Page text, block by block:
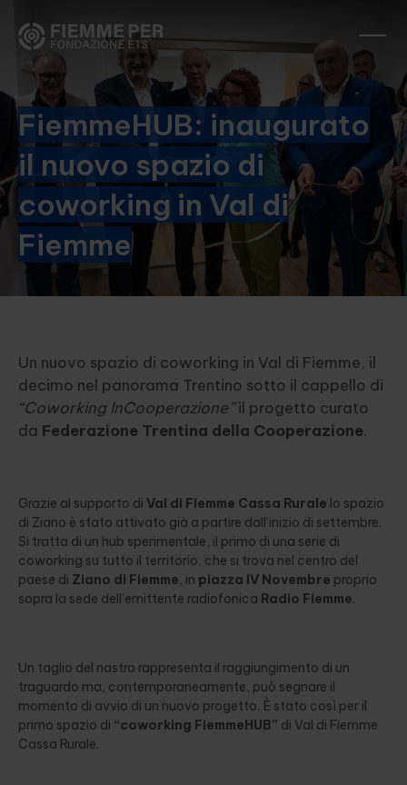
FiemmeHUB: inaugurato
il nuovo spazio di
coworking in Val di
Fiemme
Un nuovo spazio di coworking in Val di Fiemme, il
decimo nel panorama Trentino sotto il cappello di
“Coworking InCooperazione”il progetto curato
da Federazione Trentina della Cooperazione.
Grazie al supporto di Val di Fiemme Cassa Rurale lo spazio
di Ziano è stato attivato già a partire dall’inizio di settembre.
Si tratta di un hub sperimentale, il primo di una serie di
coworking su tutto il territorio, che si trova nel centro del
paese di Ziano di Fiemme, in piazza IV Novembre proprio
sopra la sede dell’emittente radiofonica Radio Fiemme.
Un taglio del nastro rappresenta il raggiungimento di un
traguardo ma, contemporaneamente, può segnare il
momento di avvio di un nuovo progetto. È stato così per il
primo spazio di “coworking FiemmeHUB” di Val di Fiemme
Cassa Rurale.